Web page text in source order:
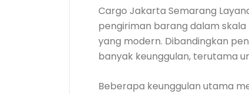
Cargo Jakarta Semarang
pengiriman barang dalam
yang modern. Dibandingkan
banyak keunggulan, terutama
Beberapa keunggulan utama